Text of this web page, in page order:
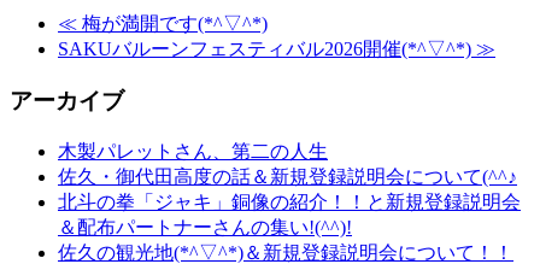
≪ 梅が満開です(*^▽^*)
SAKUバルーンフェスティバル2026開催(*^▽^*) ≫
アーカイブ
木製パレットさん、第二の人生
佐久・御代田高度の話＆新規登録説明会について(^^♪
北斗の拳「ジャキ」銅像の紹介！！と新規登録説明会
＆配布パートナーさんの集い!(^^)!
佐久の観光地(*^▽^*)＆新規登録説明会について！！